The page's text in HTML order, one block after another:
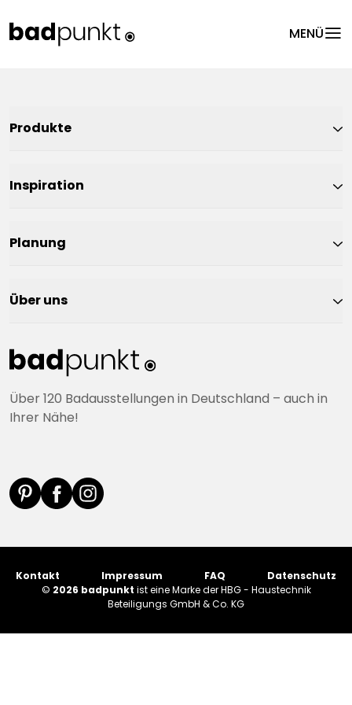
MENÜmenu
Über 120 Badausstellungen in Deutschland – auch in
Ihrer Nähe!
Produkte
Inspiration
Planung
Über uns
© 2026 badpunkt ist eine Marke der HBG - Haustechnik
Beteiligungs GmbH & Co. KG
Kontakt Impressum FAQ Datenschutz